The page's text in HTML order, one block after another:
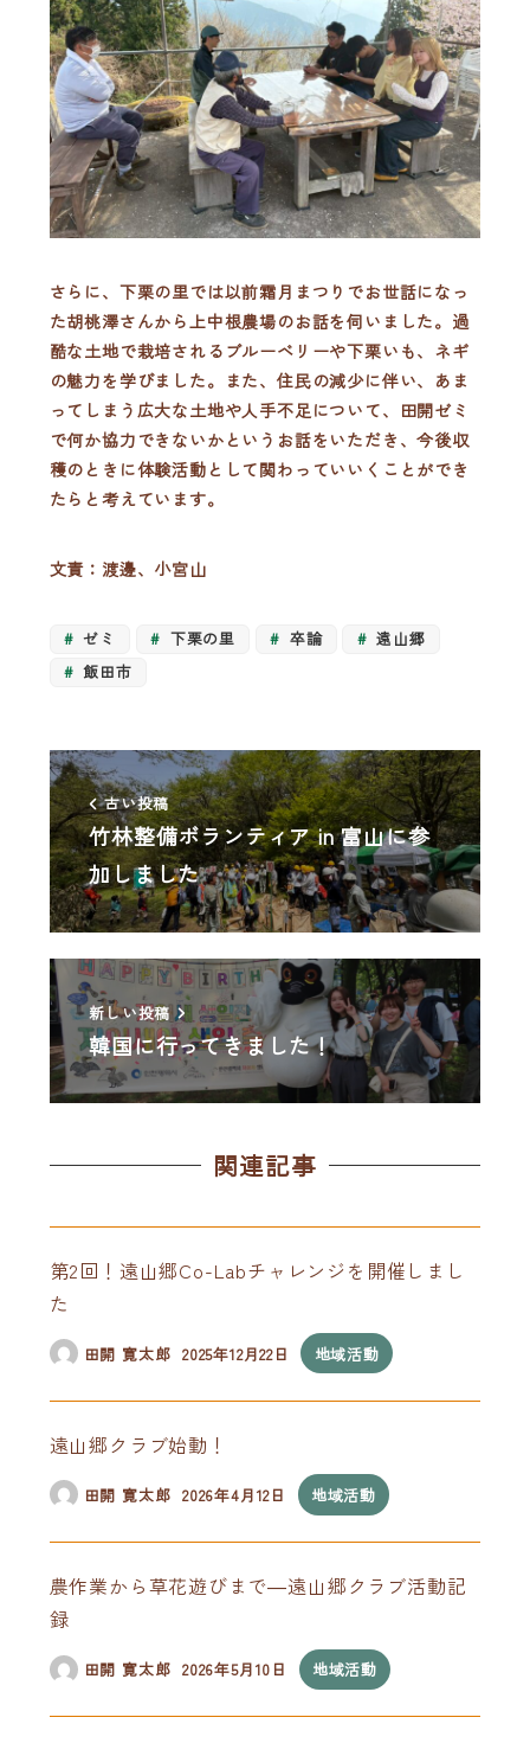
さらに、下栗の里では以前霜月まつりでお世話になっ
た胡桃澤さんから上中根農場のお話を伺いました。過
酷な土地で栽培されるブルーベリーや下栗いも、ネギ
の魅力を学びました。また、住民の減少に伴い、あま
ってしまう広大な土地や人手不足について、 田開ゼミ
で何か協力できないかというお話をいただき、今後収
穫のときに体験活動として関わっていいくことができ
たらと考えています。
文責：渡邊、小宮山
ゼミ 下栗の里 卒論
遠山郷
飯田市
古い投稿
竹林整備ボランティア in 富山に参
加しました
新しい投稿
韓国に行ってきました！
関連記事
第2回！遠山郷Co-Labチャレンジを開催しまし
た
田開 寛太郎 2025年12月22日 地域活動
遠山郷クラブ始動！
田開 寛太郎 2026年4月12日 地域活動
農作業から草花遊びまで―遠山郷クラブ活動記
録
田開 寛太郎 2026年5月10日 地域活動